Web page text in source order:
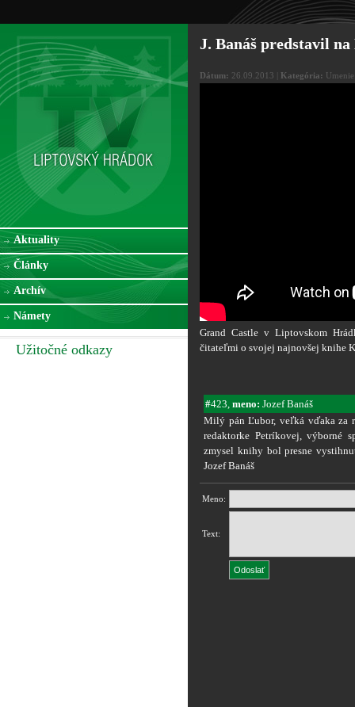
Aktuality
Články
Archív
Námety
Užitočné odkazy
J. Banáš predstavil
Dátum: 26.09.2013 | Kategória:
Grand Castle v Liptovskom
čitateľmi o svojej najnovšej knihe
#423, meno: Jozef Banáš
Milý pán Ľubor, veľká vďaka za
redaktorke Petríkovej, výborné
zmysel knihy bol presne
Jozef Banáš
Meno:
Text: